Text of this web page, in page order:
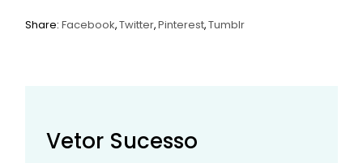
Share: Facebook Twitter Pinterest Tumblr
Vetor Sucesso